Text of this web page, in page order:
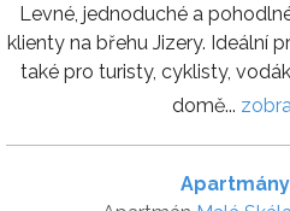
Levné, jednoduché a
klienty na břehu Jizery. Ideální
také pro turisty, cyklisty,
domě...
Apartmány